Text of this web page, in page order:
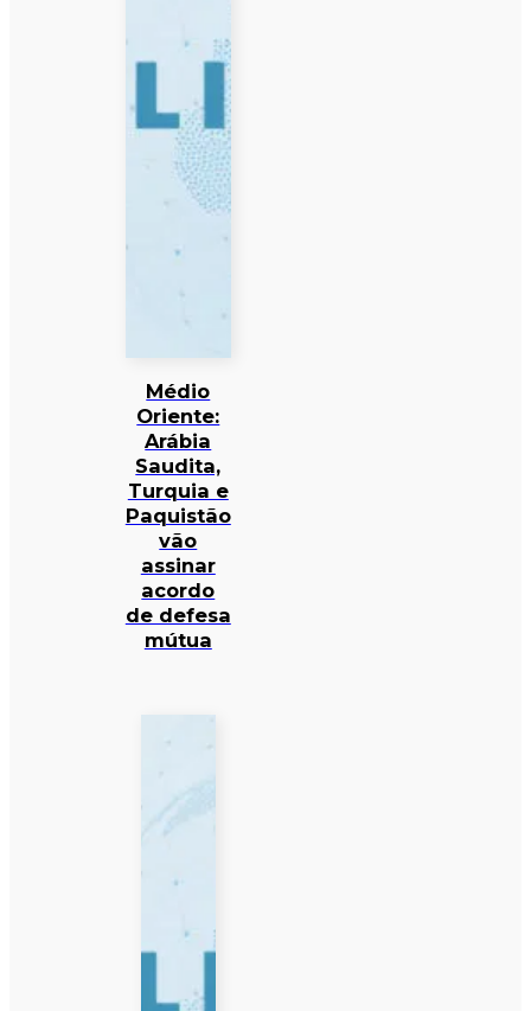
Médio
Oriente:
Arábia
Saudita,
Turquia e
Paquistão
vão
assinar
acordo
de defesa
mútua